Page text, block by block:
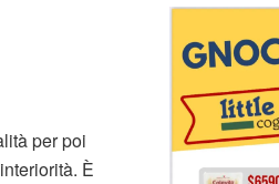
per poi
È